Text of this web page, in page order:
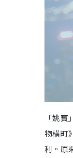
「姚
物橫町
利。原